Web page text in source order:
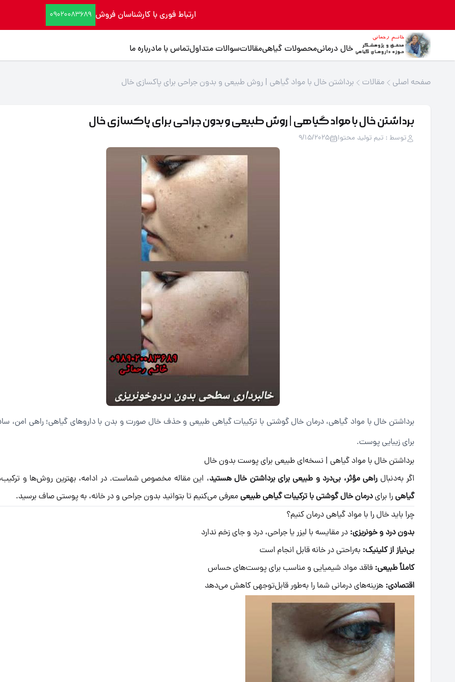
ارتباط فوری با کارشناسان فروش 09020083689
خال درمانیمحصولات گیاهیمقالاتسوالات متداولتماس با مادرباره ما
صفحه اصلی مقالات برداشتن خال با مواد گیاهی | روش طبیعی و بدون جراحی برای پاکسازی خال
برداشتن خال با مواد گیاهی | روش طبیعی و بدون جراحی برای پاکسازی خال
توسط : تیم تولید محتوا 9/15/2025
برداشتن خال با مواد گیاهی، درمان خال گوشتی با ترکیبات گیاهی طبیعی و حذف خال صورت و بدن با داروهای گیاهی؛ راهی امن،
برای زیبایی پوست.
برداشتن خال با مواد گیاهی | نسخه‌ای طبیعی برای پوست بدون خال
اگر به‌دنبالراهی مؤثر، بی‌درد و طبیعی برای برداشتن خال هستید، این مقاله مخصوص شماست. در ادامه، بهترین روش‌ها و
گیاهیرا برایدرمان خال گوشتی با ترکیبات گیاهی طبیعیمعرفی می‌کنیم تا بتوانید بدون جراحی و در خانه، به پوستی صاف برسید.
چرا باید خال را با مواد گیاهی درمان کنیم؟
بدون درد و خونریزی: در مقایسه با لیزر یا جراحی، درد و جای زخم ندارد
بی‌نیاز از کلینیک: به‌راحتی در خانه قابل انجام است
کاملاً طبیعی: فاقد مواد شیمیایی و مناسب برای پوست‌های حساس
اقتصادی: هزینه‌های درمانی شما را به‌طور قابل‌توجهی کاهش می‌دهد